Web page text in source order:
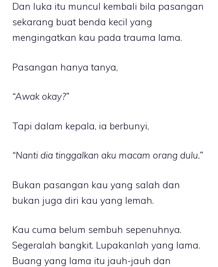
Dan luka itu muncul kembali bila pasangan
sekarang buat benda kecil yang
mengingatkan kau pada trauma lama.
Pasangan hanya tanya,
“Awak okay?”
Tapi dalam kepala, ia berbunyi,
“Nanti dia tinggalkan aku macam orang dulu.”
Bukan pasangan kau yang salah dan
bukan juga diri kau yang lemah.
Kau cuma belum sembuh sepenuhnya.
Segeralah bangkit. Lupakanlah yang lama.
Buang yang lama itu jauh-jauh dan